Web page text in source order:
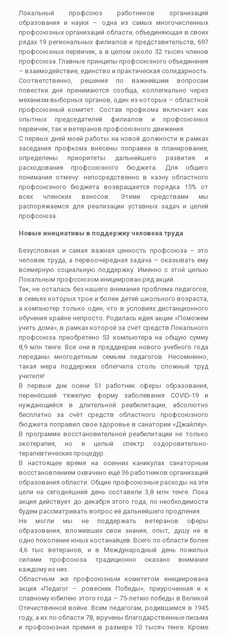
Локальный профсоюз работников организаций
образования и науки – одна из самых многочисленных
профсоюзных организаций области, объединяющая в своих
рядах 19 региональных филиалов и представительств, 697
профсоюзных первичек, а в целом около 32 тысяч членов
профсоюза. Главные принципы профсоюзного объединения
– взаимодействие, единство и практическая солидарность.
Соответственно, решения по важнейшим вопросам
повестки дня принимаются сообща, коллегиально через
механизм выборных органов, один из которых – областной
профсоюзный комитет. Состав профкома включает как
опытных председателей филиалов и профсоюзных
первичек, так и ветеранов профсоюзного движения.
С первых дней моей работы на новой должности в рамках
заседания профкома внесены поправки в планирование,
определены приоритеты дальнейшего развития и
расходования профсоюзного бюджета. Для общего
понимания отмечу: непосредственно в казну областного
профсоюзного бюджета возвращается порядка 15% от
всех членских взносов. Этими средствами мы
распоряжаемся для реализации уставных задач и целей
профсоюза.
Новые инициативы в поддержку человека труда
Безусловная и самая важная ценность профсоюза – это
человек труда, а первоочередная задача – оказывать ему
всемерную социальную поддержку. Именно с этой целью
Локальным профсоюзом инициирован ряд акций.
Так, не осталась без нашего внимания проблема педагогов,
в семьях которых трое и более детей школьного возраста,
а компьютер только один, что в условиях дистанционного
обучения крайне непросто. Родилась идея акции «Поможем
учить дома», в рамках которой за счёт средств Локального
профсоюза приобретено 53 компьютера на общую сумму
8,9 млн тенге. Все они в преддверии нового учебного года
переданы многодетным семьям педагогов. Несомненно,
такая мера поддержки облегчила столь сложный труд
учителя!
В первые дни осени 51 работник сферы образования,
перенёсший тяжелую форму заболевания COVID-19 и
нуждающийся в длительной реабилитации, абсолютно
бесплатно за счёт средств областного профсоюзного
бюджета поправил свое здоровье в санатории «Джайляу».
В программе восстановительной реабилитации не только
экотерапия, но и целый спектр оздоровительно-
терапевтических процедур.
В настоящее время на осенних каникулах санаторным
восстановлением охвачено ещё 36 работников организаций
образования области. Общие профсоюзные расходы на эти
цели на сегодняшний день составили 3,8 млн тенге. Пока
акция действует до декабря этого года, по необходимости
будем рассматривать вопрос её дальнейшего продления.
Не могли мы не поддержать ветеранов сферы
образования, вложивших свои знания, опыт, душу не в
одно поколение юных костанайцев. Всего по области более
4,6 тыс ветеранов, и в Международный день пожилых
силами профсоюза традиционно оказано внимание
каждому из них.
Областным же профсоюзным комитетом инициирована
акция «Педагог – ровесник Победы», приуроченная и к
славному юбилею этого года – 75-летию победы в Великой
Отечественной войне. Всем педагогам, родившимся в 1945
году, а их по области 78, вручены благодарственные письма
и профсоюзная премия в размере 10 тысяч тенге. Кроме